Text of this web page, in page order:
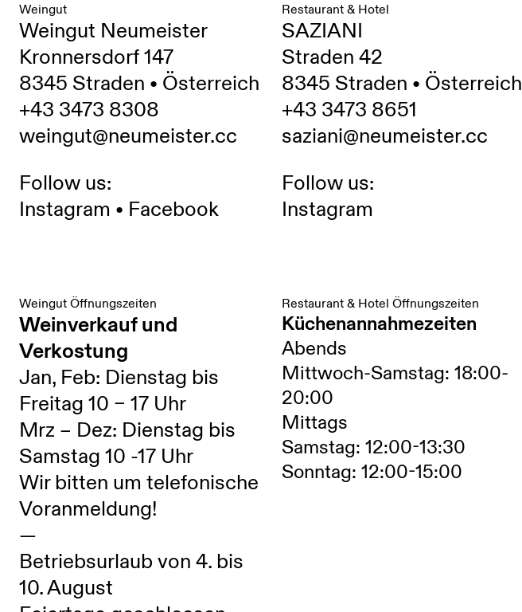
Weingut
Weingut Neumeister
Kronnersdorf 147
8345 Straden • Österreich
+43 3473 8308
weingut@neumeister.cc
Follow us:
Instagram • Facebook
Weingut Öffnungszeiten
Weinverkauf und
Verkostung
Jan, Feb: Dienstag bis
Freitag 10 – 17 Uhr
Mrz – Dez: Dienstag bis
Samstag 10 -17 Uhr
Wir bitten um telefonische
Voranmeldung!
—
Betriebsurlaub von 4. bis
10. August
Restaurant & Hotel
SAZIANI
Straden 42
8345 Straden • Österreich
+43 3473 8651
saziani@neumeister.cc
Follow us:
Instagram
Restaurant & Hotel Öffnungszeiten
Küchenannahmezeiten
Abends
Mittwoch-Samstag: 18:00-
20:00
Mittags
Samstag: 12:00-13:30
Sonntag: 12:00-15:00